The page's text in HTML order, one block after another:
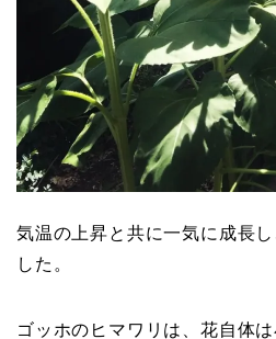
気温の上昇と共に一気に成長
した。
ゴッホのヒマワリは、花自体